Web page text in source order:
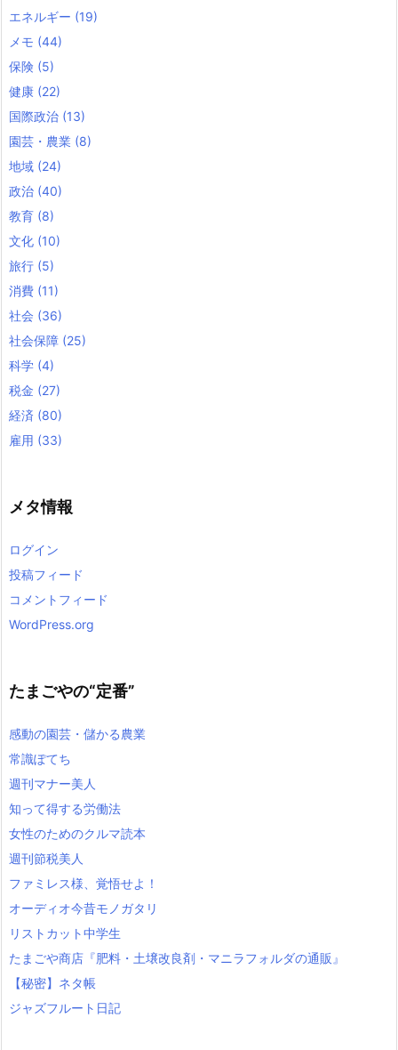
エネルギー (19)
メモ (44)
保険 (5)
健康 (22)
国際政治 (13)
園芸・農業 (8)
地域 (24)
政治 (40)
教育 (8)
文化 (10)
旅行 (5)
消費 (11)
社会 (36)
社会保障 (25)
科学 (4)
税金 (27)
経済 (80)
雇用 (33)
メタ情報
ログイン
投稿フィード
コメントフィード
WordPress.org
たまごやの“定番”
感動の園芸・儲かる農業
常識ぽてち
週刊マナー美人
知って得する労働法
女性のためのクルマ読本
週刊節税美人
ファミレス様、覚悟せよ！
オーディオ今昔モノガタリ
リストカット中学生
たまごや商店『肥料・土壌改良剤・マニラフォルダの通販』
【秘密】ネタ帳
ジャズフルート日記